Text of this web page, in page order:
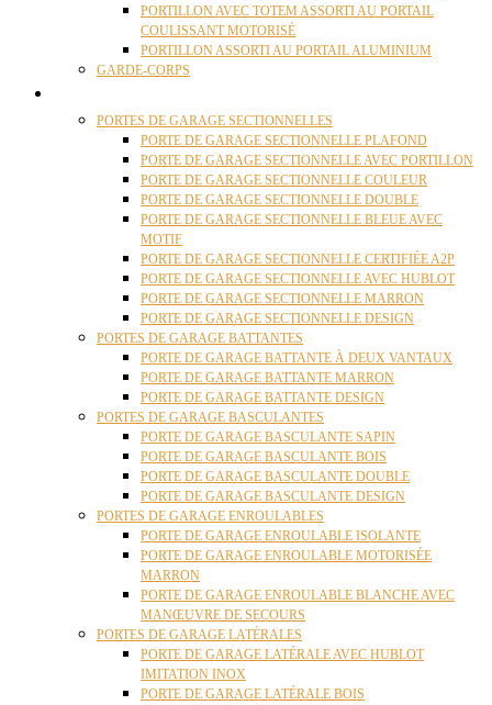
PORTILLON AVEC TOTEM ASSORTI AU PORTAIL
COULISSANT MOTORISÉ
PORTILLON ASSORTI AU PORTAIL ALUMINIUM
GARDE-CORPS
PORTES DE GARAGE SECTIONNELLES
PORTE DE GARAGE SECTIONNELLE PLAFOND
PORTE DE GARAGE SECTIONNELLE AVEC PORTILLON
PORTE DE GARAGE SECTIONNELLE COULEUR
PORTE DE GARAGE SECTIONNELLE DOUBLE
PORTE DE GARAGE SECTIONNELLE BLEUE AVEC
MOTIF
PORTE DE GARAGE SECTIONNELLE CERTIFIÉE A2P
PORTE DE GARAGE SECTIONNELLE AVEC HUBLOT
PORTE DE GARAGE SECTIONNELLE MARRON
PORTE DE GARAGE SECTIONNELLE DESIGN
PORTES DE GARAGE BATTANTES
PORTE DE GARAGE BATTANTE À DEUX VANTAUX
PORTE DE GARAGE BATTANTE MARRON
PORTE DE GARAGE BATTANTE DESIGN
PORTES DE GARAGE BASCULANTES
PORTE DE GARAGE BASCULANTE SAPIN
PORTE DE GARAGE BASCULANTE BOIS
PORTE DE GARAGE BASCULANTE DOUBLE
PORTE DE GARAGE BASCULANTE DESIGN
PORTES DE GARAGE ENROULABLES
PORTE DE GARAGE ENROULABLE ISOLANTE
PORTE DE GARAGE ENROULABLE MOTORISÉE
MARRON
PORTE DE GARAGE ENROULABLE BLANCHE AVEC
MANŒUVRE DE SECOURS
PORTES DE GARAGE LATÉRALES
PORTE DE GARAGE LATÉRALE AVEC HUBLOT
IMITATION INOX
PORTE DE GARAGE LATÉRALE BOIS